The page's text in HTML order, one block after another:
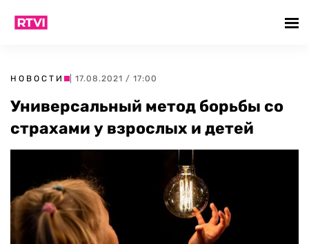
НОВОСТИ | 17.08.2021 / 17:00
Универсальный метод борьбы со
страхами у взрослых и детей